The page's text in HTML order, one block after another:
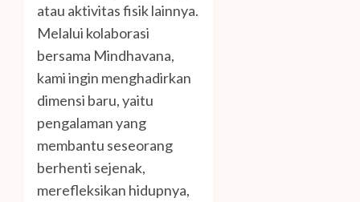
atau aktivitas fisik lainnya.
Melalui kolaborasi
bersama Mindhavana,
kami ingin menghadirkan
dimensi baru, yaitu
pengalaman yang
membantu seseorang
berhenti sejenak,
merefleksikan hidupnya,